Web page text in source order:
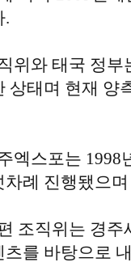
.
위와 태국 정부
상태며 현재 양
엑스포는 1998
차례 진행됐으
조직위는 경주
츠를 바탕으로